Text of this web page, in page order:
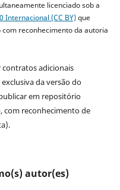
licenciado sob a
Internacional (CC BY)que
reconhecimento da autoria
adicionais
da versão do
em repositório
com reconhecimento de
autor(es)